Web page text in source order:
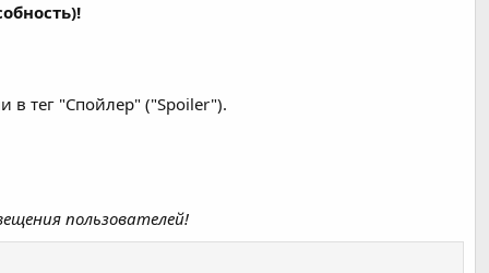
в тег "Спойлер" ("Spoiler").
пользователей!